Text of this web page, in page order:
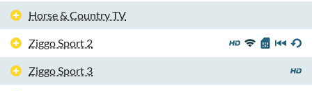
Horse & Country TV
Ziggo Sport 2
Ziggo Sport 3